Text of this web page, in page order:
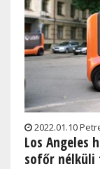
2022.01.10
Los Angeles
sofőr nélküli